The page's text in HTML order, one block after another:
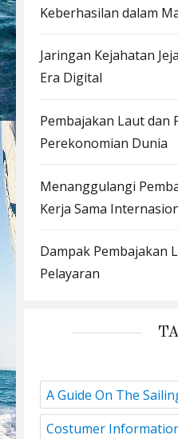
Keberhasilan dalam
Jaringan Kejahatan
Era Digital
Pembajakan Laut dan
Perekonomian Dunia
Menanggulangi
Kerja Sama
Dampak Pembajakan
Pelayaran
A Guide On The
Costumer